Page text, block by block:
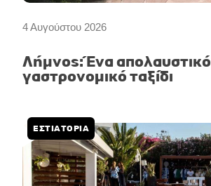
4 Αυγούστου 2026
Λήμνος: Ένα απολαυστικό
γαστρονομικό ταξίδι
ΕΣΤΙΑΤΟΡΙΑ